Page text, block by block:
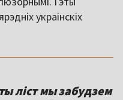
украінскіх
ліст мы забудзем